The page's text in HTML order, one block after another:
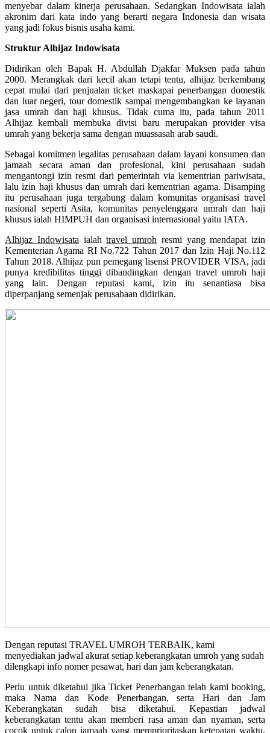
menyebar dalam kinerja perusahaan. Sedangkan Indowisata ialah
akronim dari kata indo yang berarti negara Indonesia dan wisata
yang jadi fokus bisnis usaha kami.
Struktur Alhijaz Indowisata
Didirikan oleh Bapak H. Abdullah Djakfar Muksen pada tahun
2000. Merangkak dari kecil akan tetapi tentu, alhijaz berkembang
cepat mulai dari penjualan ticket maskapai penerbangan domestik
dan luar negeri, tour domestik sampai mengembangkan ke layanan
jasa umrah dan haji khusus. Tidak cuma itu, pada tahun 2011
Alhijaz kembali membuka divisi baru merupakan provider visa
umrah yang bekerja sama dengan muassasah arab saudi.
Sebagai komitmen legalitas perusahaan dalam layani konsumen dan
jamaah secara aman dan profesional, kini perusahaan sudah
mengantongi izin resmi dari pemerintah via kementrian pariwisata,
lalu izin haji khusus dan umrah dari kementrian agama. Disamping
itu perusahaan juga tergabung dalam komunitas organisasi travel
nasional seperti Asita, komunitas penyelenggara umrah dan haji
khusus ialah HIMPUH dan organisasi internasional yaitu IATA.
Alhijaz Indowisata ialahtravel umroh resmi yang mendapat izin
Kementerian Agama RI No.722 Tahun 2017 dan Izin Haji No.112
Tahun 2018. Alhijaz pun pemegang lisensi PROVIDER VISA, jadi
punya kredibilitas tinggi dibandingkan dengan travel umroh haji
yang lain. Dengan reputasi kami, izin itu senantiasa bisa
diperpanjang semenjak perusahaan didirikan.
Dengan reputasi TRAVEL UMROH TERBAIK, kami
menyediakan jadwal akurat setiap keberangkatan umroh yang sudah
dilengkapi info nomer pesawat, hari dan jam keberangkatan.
Perlu untuk diketahui jika Ticket Penerbangan telah kami booking,
maka Nama dan Kode Penerbangan, serta Hari dan Jam
Keberangkatan sudah bisa diketahui. Kepastian jadwal
keberangkatan tentu akan memberi rasa aman dan nyaman, serta
cocok untuk calon jamaah yang memprioritaskan ketepatan waktu,